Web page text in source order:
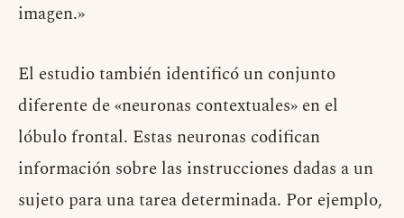
imagen.»
El estudio también identificó un conjunto
diferente de «neuronas contextuales» en el
lóbulo frontal. Estas neuronas codifican
información sobre las instrucciones dadas a un
sujeto para una tarea determinada. Por ejemplo,